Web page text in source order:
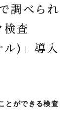
調べられ
検査
)」導入
とができる検査